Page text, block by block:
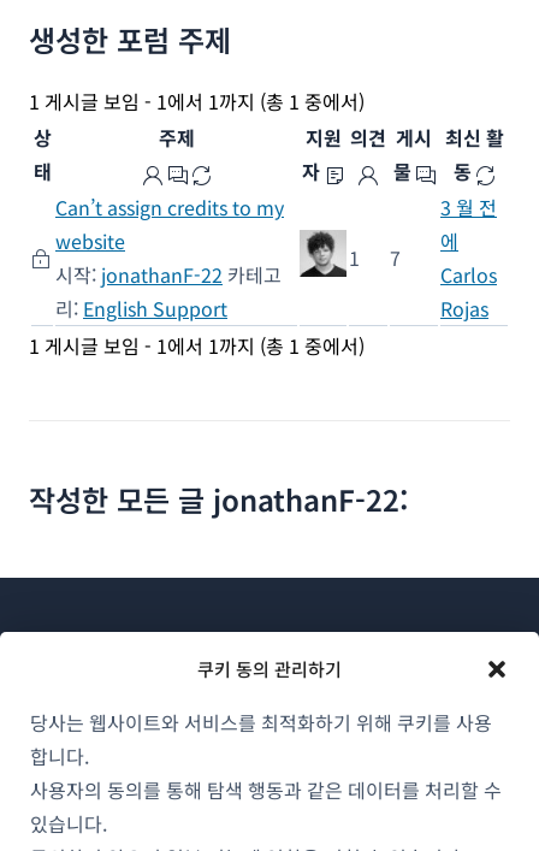
쿠키 동의 관리하기
당사는 웹사이트와 서비스를 최적화하기 위해 쿠키를 사용
합니다.
사용자의 동의를 통해 탐색 행동과 같은 데이터를 처리할 수
있습니다.
생성한 포럼 주제
1 게시글 보임 - 1에서 1까지 (총 1 중에서)
상
태
주제
지원
자
의견 게시
물
최신 활
동
Can’t assign credits to my
website
시작: jonathanF-22 카테고
리: English Support
1 7
3 월 전
에
Carlos
Rojas
1 게시글 보임 - 1에서 1까지 (총 1 중에서)
작성한 모든 글 jonathanF-22:
WPML 소개
GDPR 및 개인정보 처리방침